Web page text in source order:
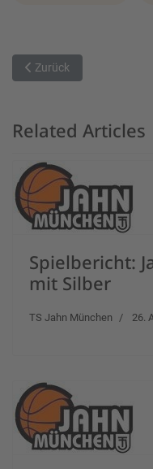
Vorheriger Beitrag: Erste
Zurück
Related Articles
Spielbericht:
mit Silber
TS Jahn München 26.